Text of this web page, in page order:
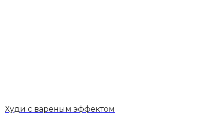
Худи с вареным эффектом